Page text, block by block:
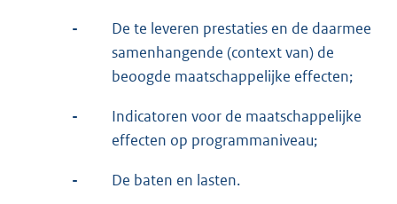
-
De te leveren prestaties en de daarmee
samenhangende (context van) de
beoogde maatschappelijke effecten;
-
Indicatoren voor de maatschappelijke
effecten op programmaniveau;
- De baten en lasten.